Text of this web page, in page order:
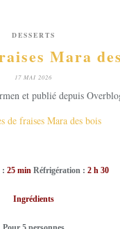
DESSERTS
Mara
17 MAI 2026
et publié depuis
: 25 min Réfrigération : 2 h 30
Ingrédients